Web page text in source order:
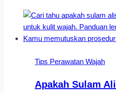
Tips Perawatan Wajah
Apakah Sulam